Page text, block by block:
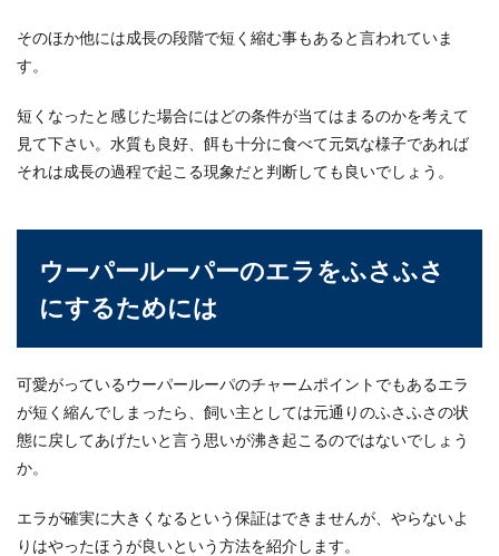
散りやすく、...
コオロギの飼育方法とは？冬に気をつ
けたいのは温度や湿度
カナヘビの卵を育てている時、他の卵と様子が違
う卵があった場合は無精卵の可能性があります。
そのほか他には成長の段階で短く縮む事もあると言われていま
す。
短くなったと感じた場合にはどの条件が当てはまるのかを考えて
見て下さい。水質も良好、餌も十分に食べて元気な様子であれば
それは成長の過程で起こる現象だと判断しても良いでしょう。
ウーパールーパーのエラをふさふさ
にするためには
可愛がっているウーパールーパのチャームポイントでもあるエラ
が短く縮んでしまったら、飼い主としては元通りのふさふさの状
態に戻してあげたいと言う思いが沸き起こるのではないでしょう
か。
エラが確実に大きくなるという保証はできませんが、やらないよ
りはやったほうが良いという方法を紹介します。